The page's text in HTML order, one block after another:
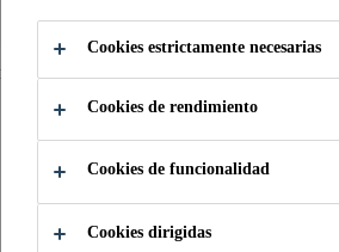
Cookies estrictamente necesarias
Cookies de rendimiento
Cookies de funcionalidad
Cookies dirigidas